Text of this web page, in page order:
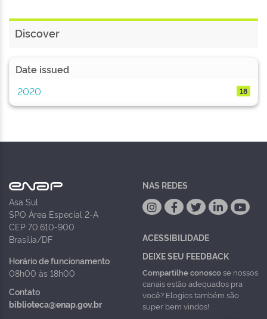
Discover
Date issued
2020
18
Asa Sul
SPO Área Especial 2-A
CEP 70.610-900
Brasília/DF
Horário de funcionamento
08h00 às 18h00
Contato
biblioteca@enap.gov.br
NAS REDES
ACESSIBILIDADE
DEIXE SEU FEEDBACK
Compartilhe conoscose nossos
canais estão adequados pra
você? Elogios também são
super bem vindos!